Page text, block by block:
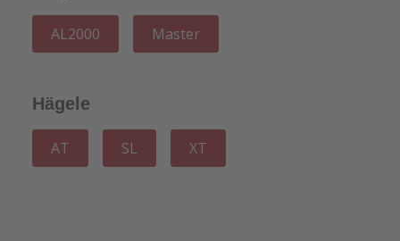
AL2000 Master
Hägele
AT SL XT